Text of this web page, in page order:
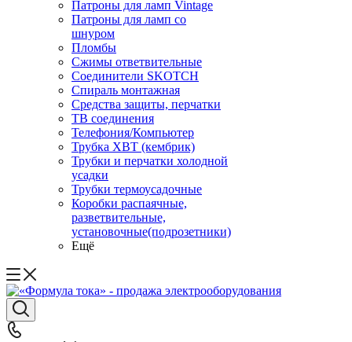
Патроны для ламп Vintage
Патроны для ламп со
шнуром
Пломбы
Сжимы ответвительные
Соединители SKOTCH
Спираль монтажная
Средства защиты, перчатки
ТВ соединения
Телефония/Компьютер
Трубка ХВТ (кембрик)
Трубки и перчатки холодной
усадки
Трубки термоусадочные
Коробки распаячные,
разветвительные,
установочные(подрозетники)
Ещё